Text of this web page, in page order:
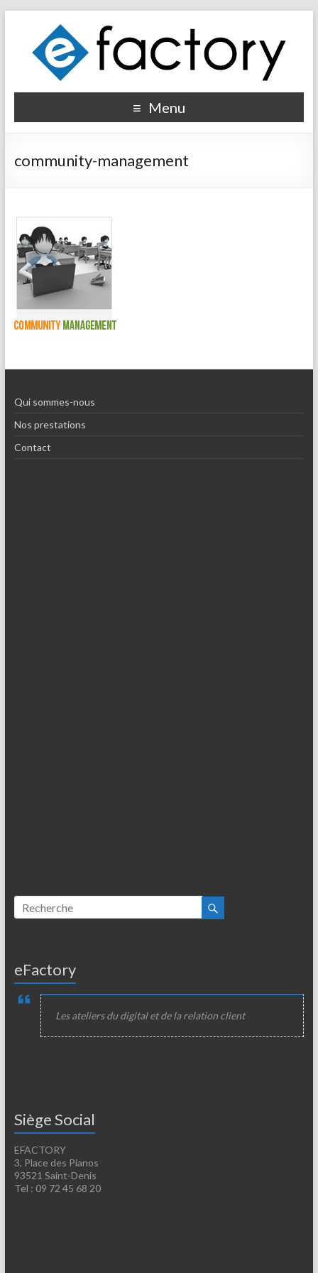
Menu
community-management
Qui sommes-nous
Nos prestations
Contact
eFactory
Les ateliers du digital et de la relation client
Siège Social
EFACTORY
3, Place des Pianos
93521 Saint-Denis
Tel : 09 72 45 68 20